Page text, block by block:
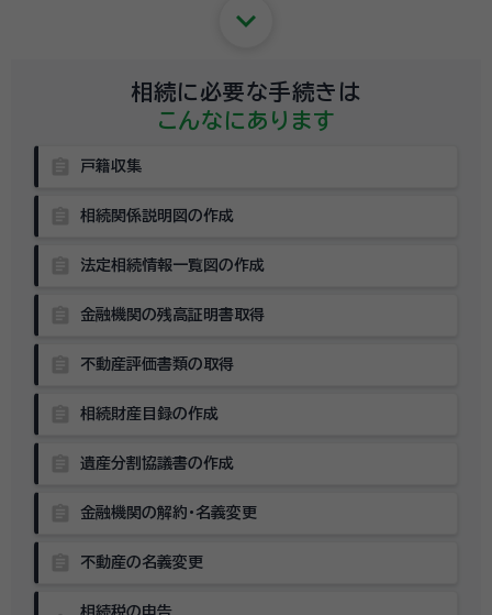
keyboard_arrow_down
相続に必要な手続きは
こんなにあります
戸籍収集
相続関係説明図の作成
法定相続情報一覧図の作成
金融機関の残高証明書取得
不動産評価書類の取得
相続財産目録の作成
遺産分割協議書の作成
金融機関の解約・名義変更
不動産の名義変更
相続税の申告